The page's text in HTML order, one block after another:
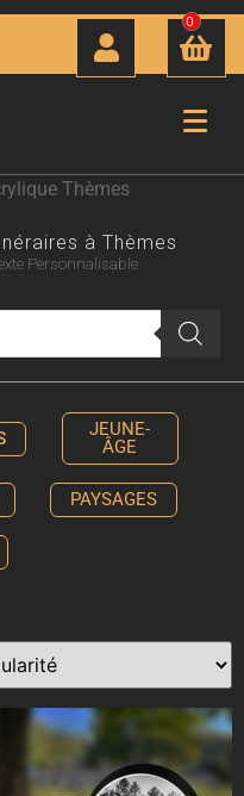
0
Thèmes
à Thèmes
Personnalisable
JEUNE-
ÂGE
PAYSAGES